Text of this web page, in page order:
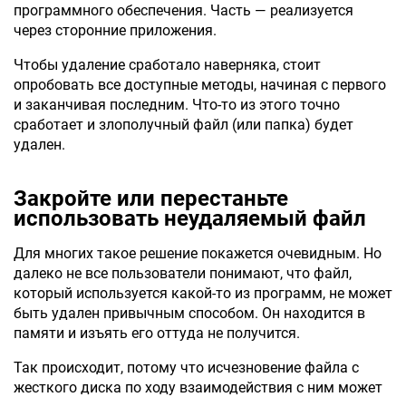
программного обеспечения. Часть — реализуется
через сторонние приложения.
Чтобы удаление сработало наверняка, стоит
опробовать все доступные методы, начиная с первого
и заканчивая последним. Что-то из этого точно
сработает и злополучный файл (или папка) будет
удален.
Закройте или перестаньте
использовать неудаляемый файл
Для многих такое решение покажется очевидным. Но
далеко не все пользователи понимают, что файл,
который используется какой-то из программ, не может
быть удален привычным способом. Он находится в
памяти и изъять его оттуда не получится.
Так происходит, потому что исчезновение файла с
жесткого диска по ходу взаимодействия с ним может